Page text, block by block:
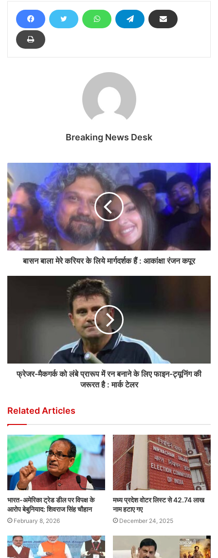
Breaking News Desk
बासन बाला मेरे करियर के लिये मार्गदर्शक हैं : आकांक्षा रंजन कपूर
फ्रेजर-मैकगर्क को लंबे प्रारूप में रन बनाने के लिए फाइन-ट्यूनिंग की
जरूरत है : मार्क टेलर
Related Articles
भारत-अमेरिका ट्रेड डील पर विपक्ष के
आरोप बेबुनियाद: शिवराज सिंह चौहान
February 8, 2026
मध्य प्रदेश वोटर लिस्ट से 42.74 लाख
नाम हटाए गए
December 24, 2025